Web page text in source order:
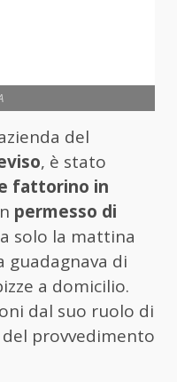
del
, è stato
fattorino in
permesso di
solo la mattina
guadagnava di
a domicilio.
dal suo ruolo di
provvedimento